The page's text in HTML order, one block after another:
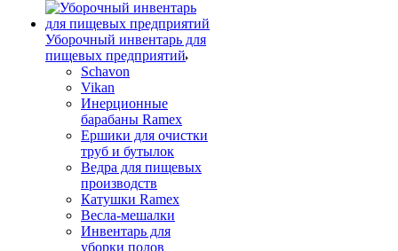
Уборочный инвентарь для
пищевых предприятий
Schavon
Vikan
Инерционные
барабаны Ramex
Ершики для очистки
труб и бутылок
Ведра для пищевых
производств
Катушки Ramex
Весла-мешалки
Инвентарь для
уборки полов